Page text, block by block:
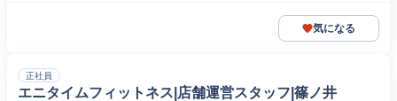
気になる
正社員
エニタイムフィットネス|店舗運営スタッフ|篠ノ井